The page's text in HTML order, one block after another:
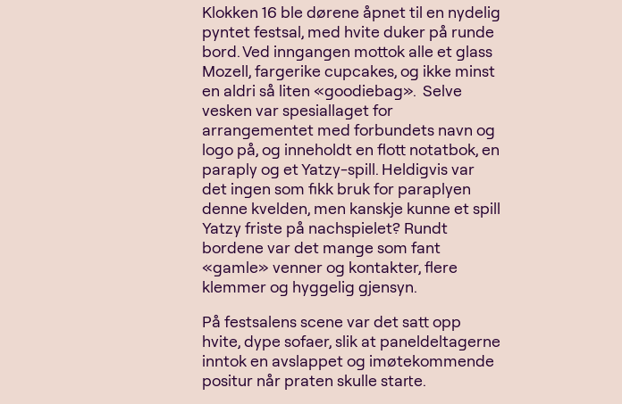
Klokken 16 ble dørene åpnet til en nydelig
pyntet festsal, med hvite duker på runde
bord. Ved inngangen mottok alle et glass
Mozell, fargerike cupcakes, og ikke minst
en aldri så liten «goodiebag». Selve
vesken var spesiallaget for
arrangementet med forbundets navn og
logo på, og inneholdt en flott notatbok, en
paraply og et Yatzy-spill. Heldigvis var
det ingen som fikk bruk for paraplyen
denne kvelden, men kanskje kunne et spill
Yatzy friste på nachspielet? Rundt
bordene var det mange som fant
«gamle» venner og kontakter, flere
klemmer og hyggelig gjensyn.
På festsalens scene var det satt opp
hvite, dype sofaer, slik at paneldeltagerne
inntok en avslappet og imøtekommende
positur når praten skulle starte.